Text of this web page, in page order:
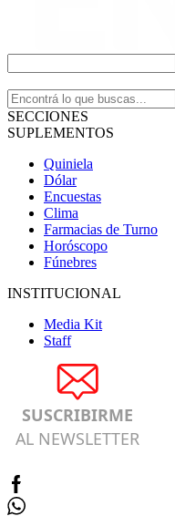
SECCIONES
SUPLEMENTOS
Quiniela
Dólar
Encuestas
Clima
Farmacias de Turno
Horóscopo
Fúnebres
INSTITUCIONAL
Media Kit
Staff
SUSCRIBIRME
AL NEWSLETTER